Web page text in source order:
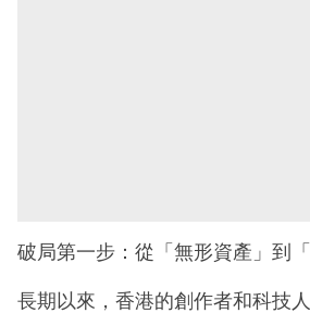
破局第一步：從「無形資產」到
長期以來，香港的創作者和科技